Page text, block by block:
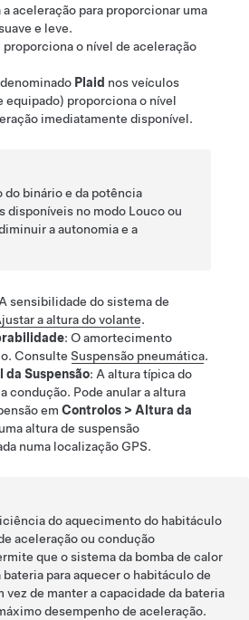
aceleração para proporcionar uma
e leve.
proporciona o nível de aceleração
Plaid nos veículos
equipado) proporciona o nível
imediatamente disponível.
do binário e da potência
disponíveis no modo Louco ou
a autonomia e a
sensibilidade do sistema de
a altura do volante.
: O amortecimento
Consulte Suspensão pneumática.
Suspensão: A altura típica do
condução. Pode anular a altura
em Controlos > Altura da
altura de suspensão
numa localização GPS.
do aquecimento do habitáculo
aceleração ou condução
que o sistema da bomba de calor
para aquecer o habitáculo de
de manter a capacidade da bateria
desempenho de aceleração.